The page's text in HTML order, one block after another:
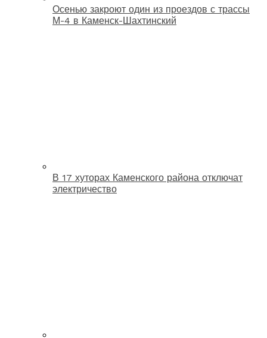
Осенью закроют один из проездов с трассы
М-4 в Каменск-Шахтинский
В 17 хуторах Каменского района отключат
электричество